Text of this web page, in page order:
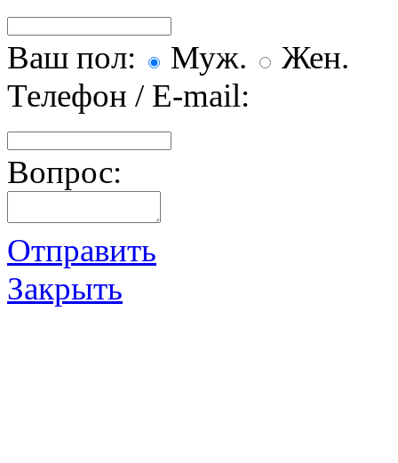
Ваш пол: Муж.
Жен.
Телефон / E-mail:
Вопрос:
Отправить
Закрыть